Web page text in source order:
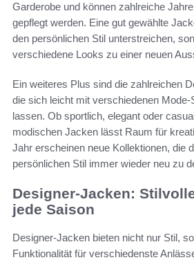
Garderobe und können zahlreiche
gepflegt werden. Eine gut gewählte
den persönlichen Stil unterstreichen,
verschiedene Looks zu einer neuen
Ein weiteres Plus sind die zahlreichen
die sich leicht mit verschiedenen Mode-
lassen. Ob sportlich, elegant oder
modischen Jacken lässt Raum für
Jahr erscheinen neue Kollektionen, die
persönlichen Stil immer wieder neu zu
Designer-Jacken:
jede Saison
Designer-Jacken bieten nicht nur Stil,
Funktionalität für verschiedenste